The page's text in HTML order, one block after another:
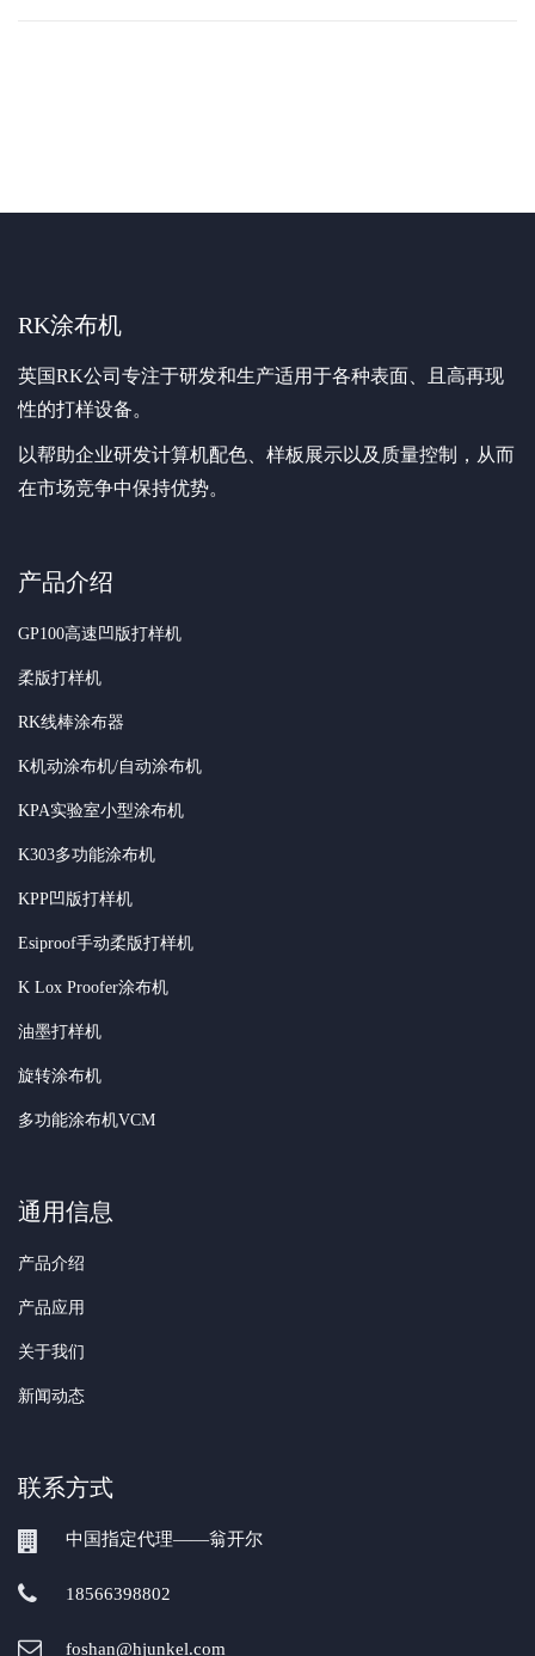
RK涂布机
英国RK公司专注于研发和生产适用于各种表面、且高再现
性的打样设备。
以帮助企业研发计算机配色、样板展示以及质量控制，从而
在市场竞争中保持优势。
产品介绍
GP100高速凹版打样机
柔版打样机
RK线棒涂布器
K机动涂布机/自动涂布机
KPA实验室小型涂布机
K303多功能涂布机
KPP凹版打样机
Esiproof手动柔版打样机
K Lox Proofer涂布机
油墨打样机
旋转涂布机
多功能涂布机VCM
通用信息
产品介绍
产品应用
关于我们
新闻动态
联系方式
中国指定代理——翁开尔
18566398802
foshan@hjunkel.com